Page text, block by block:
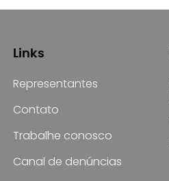
Links
Representantes
Contato
Trabalhe conosco
Canal de denúncias